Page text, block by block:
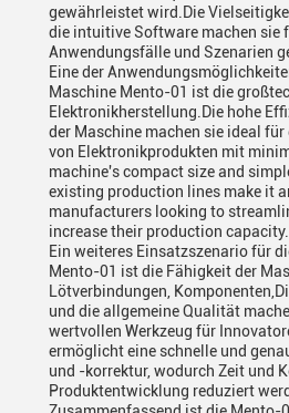
gewährleistet wird.Die
die intuitive Software machen sie
Anwendungsfälle und Szenarien
Eine der
Maschine Mento-01 ist die
Elektronikherstellung.Die hohe
der Maschine machen sie ideal
von Elektronikprodukten mit
machine's compact size and
existing production lines make it
manufacturers looking to
increase their production capacity.
Ein weiteres Einsatzszenario für
Mento-01 ist die Fähigkeit der
Lötverbindungen,
und die allgemeine Qualität
wertvollen Werkzeug für
ermöglicht eine schnelle und
und -korrektur, wodurch Zeit und
Produktentwicklung reduziert